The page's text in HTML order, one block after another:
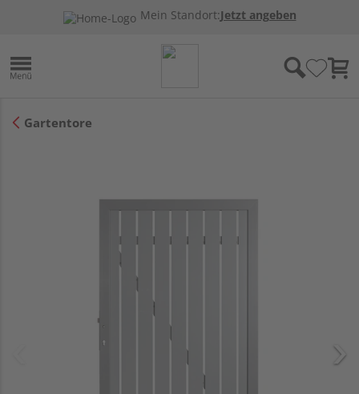
Mein Standort:Jetzt angeben
Gartentore